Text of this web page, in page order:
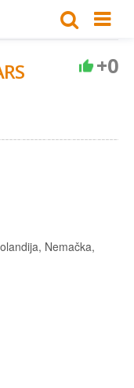
+0
Nemačka,